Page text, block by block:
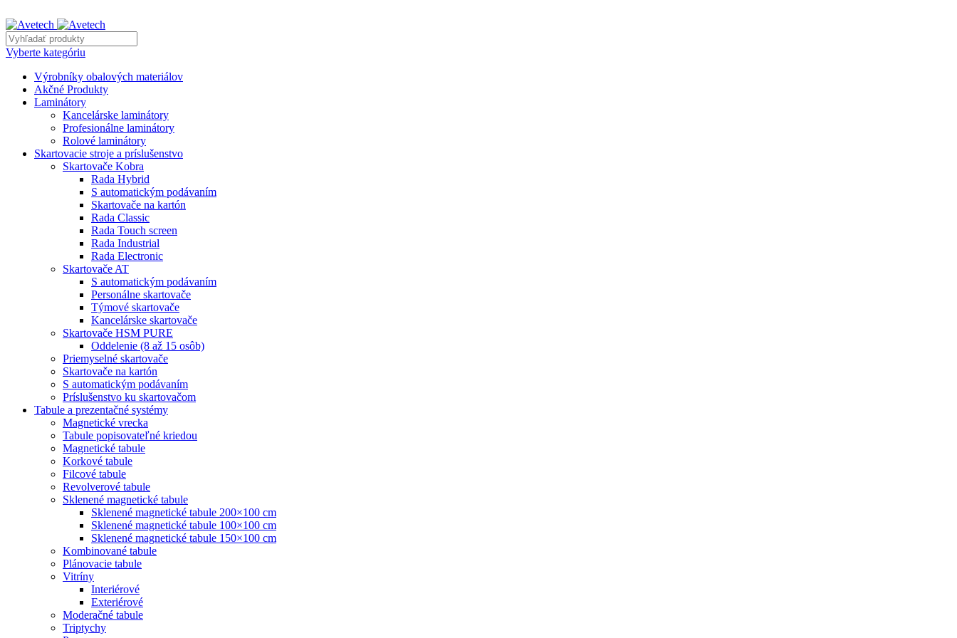
Vyberte kategóriu
Výrobníky obalových materiálov
Akčné Produkty
Laminátory
Kancelárske laminátory
Profesionálne laminátory
Rolové laminátory
Skartovacie stroje a príslušenstvo
Skartovače Kobra
Rada Hybrid
S automatickým podávaním
Skartovače na kartón
Rada Classic
Rada Touch screen
Rada Industrial
Rada Electronic
Skartovače AT
S automatickým podávaním
Personálne skartovače
Týmové skartovače
Kancelárske skartovače
Skartovače HSM PURE
Oddelenie (8 až 15 osôb)
Priemyselné skartovače
Skartovače na kartón
S automatickým podávaním
Príslušenstvo ku skartovačom
Tabule a prezentačné systémy
Magnetické vrecka
Tabule popisovateľné kriedou
Magnetické tabule
Korkové tabule
Filcové tabule
Revolverové tabule
Sklenené magnetické tabule
Sklenené magnetické tabule 200×100 cm
Sklenené magnetické tabule 100×100 cm
Sklenené magnetické tabule 150×100 cm
Kombinované tabule
Plánovacie tabule
Vitríny
Interiérové
Exteriérové
Moderačné tabule
Triptychy